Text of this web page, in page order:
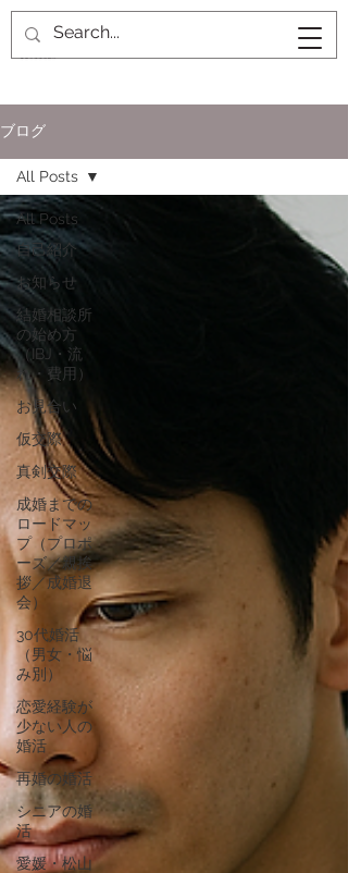
ブログ
All Posts
自己紹介
お知らせ
結婚相談所
の始め方
（IBJ・流
れ・費用）
お見合い
仮交際
真剣交際
成婚までの
ロードマッ
プ（プロポ
ーズ／親挨
拶／成婚退
会）
30代婚活
（男女・悩
み別）
恋愛経験が
少ない人の
婚活
再婚の婚活
シニアの婚
活
愛媛・松山
All Posts